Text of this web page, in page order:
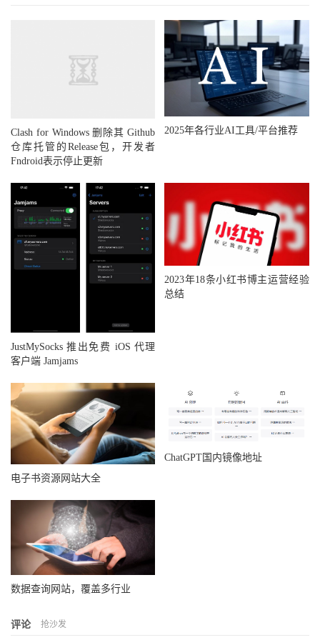
Clash for Windows 删除其 Github
仓库托管的Release包，开发者
Fndroid表示停止更新
2025年各行业AI工具/平台推荐
JustMySocks 推出免费 iOS 代理
客户端 Jamjams
2023年18条小红书博主运营经验
总结
电子书资源网站大全
ChatGPT国内镜像地址
数据查询网站，覆盖多行业
评论 抢沙发